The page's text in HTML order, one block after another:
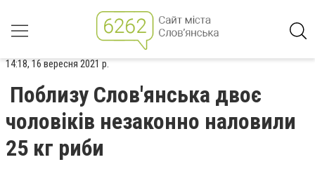
14:18, 16 вересня 2021 р.
Поблизу Слов'янська двоє
чоловіків незаконно наловили
25 кг риби